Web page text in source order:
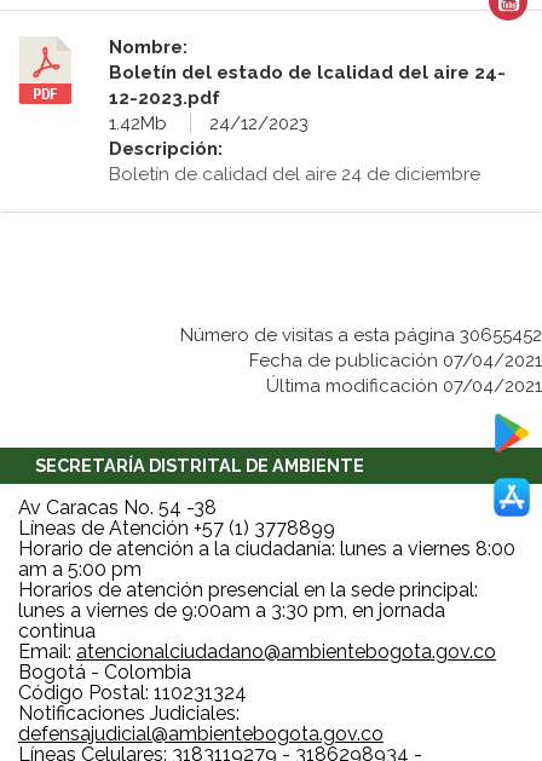
Nombre:
Boletín del estado de lcalidad del aire 24-
12-2023.pdf
1.42Mb
24/12/2023
Descripción:
Boletín de calidad del aire 24 de diciembre
Número de visitas a esta página 30655452
Fecha de publicación 07/04/2021
Última modificación 07/04/2021
SECRETARÍA DISTRITAL DE AMBIENTE
Av Caracas No. 54 -38
Líneas de Atención +57 (1) 3778899
Horario de atención a la ciudadanía: lunes a viernes 8:00
am a 5:00 pm
Horarios de atención presencial en la sede principal:
lunes a viernes de 9:00am a 3:30 pm, en jornada
continua
Email: atencionalciudadano@ambientebogota.gov.co
Bogotá - Colombia
Código Postal: 110231324
Notificaciones Judiciales:
defensajudicial@ambientebogota.gov.co
Líneas Celulares: 3183119279 - 3186298934 -